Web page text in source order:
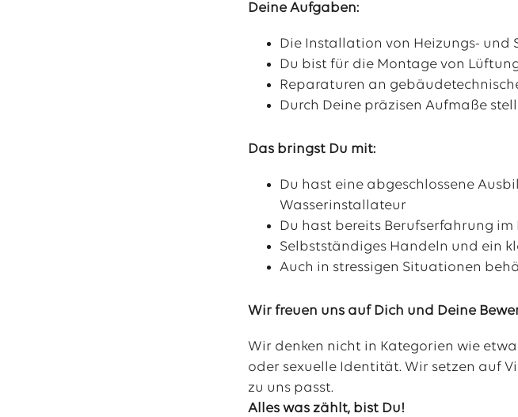
Deine Aufgaben:
Die Installation von Heizungs-
Du bist für die Montage von
Reparaturen an
Durch Deine präzisen Aufmaße
Das bringst Du mit:
Du hast eine abgeschlossene
Wasserinstallateur
Du hast bereits Berufserfahrung
Selbstständiges Handeln und ein
Auch in stressigen Situationen
Wir freuen uns auf Dich und Deine
Wir denken nicht in Kategorien wie
oder sexuelle Identität. Wir setzen auf
zu uns passt.
Alles was zählt, bist Du!